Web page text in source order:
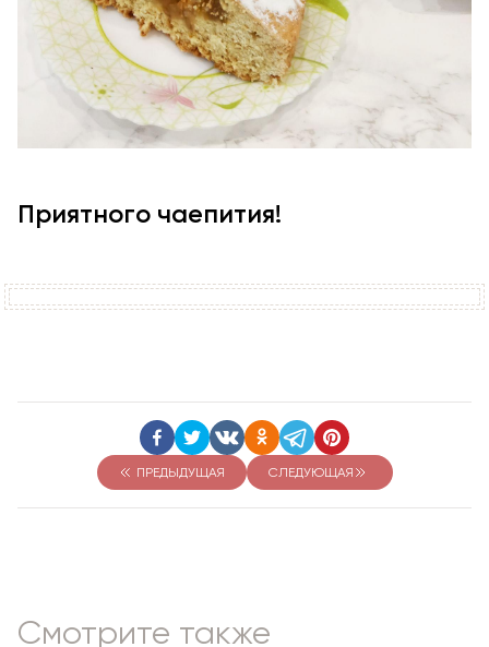
Приятного чаепития!
ПРЕДЫДУЩАЯ СЛЕДУЮЩАЯ
Смотрите также